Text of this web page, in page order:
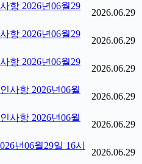
항 2026년06월29
2026.06.29
항 2026년06월29
2026.06.29
항 2026년06월29
2026.06.29
사항 2026년06월
2026.06.29
사항 2026년06월
2026.06.29
년06월29일 16시
2026.06.29